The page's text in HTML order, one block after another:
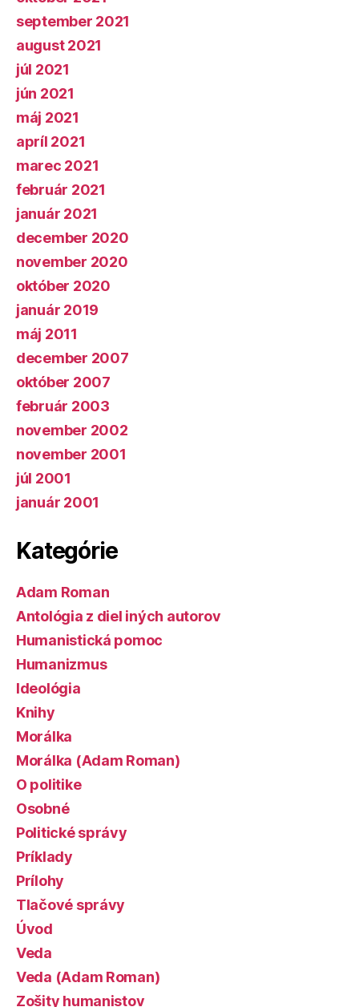
september 2021
august 2021
júl 2021
jún 2021
máj 2021
apríl 2021
marec 2021
február 2021
január 2021
december 2020
november 2020
október 2020
január 2019
máj 2011
december 2007
október 2007
február 2003
november 2002
november 2001
júl 2001
január 2001
Kategórie
Adam Roman
Antológia z diel iných autorov
Humanistická pomoc
Humanizmus
Ideológia
Knihy
Morálka
Morálka (Adam Roman)
O politike
Osobné
Politické správy
Príklady
Prílohy
Tlačové správy
Úvod
Veda
Veda (Adam Roman)
Zošity humanistov